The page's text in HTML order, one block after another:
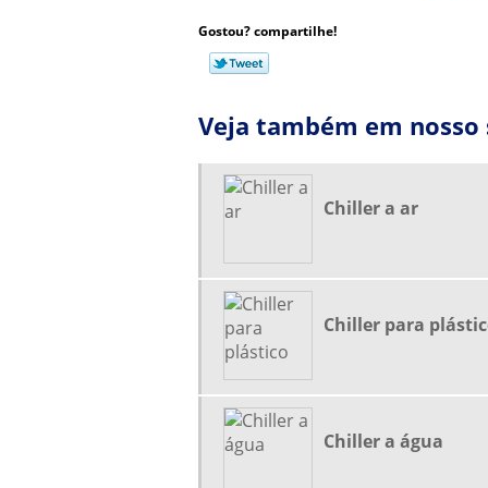
Gostou? compartilhe!
Veja também em nosso
Chiller a ar
Chiller para
Chiller a água